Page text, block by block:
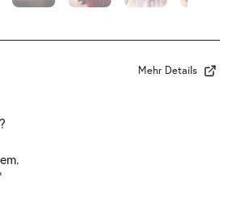
Mi.
27.01.2027
Uhr
Ausverkauft
(*oder so)
Mehr Details